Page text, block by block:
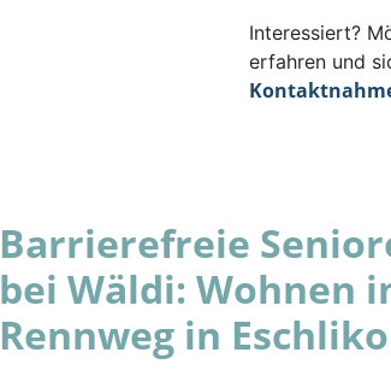
Interessiert?
erfahren und
Barrierefreie
bei Wäldi: Wohnen
Rennweg in